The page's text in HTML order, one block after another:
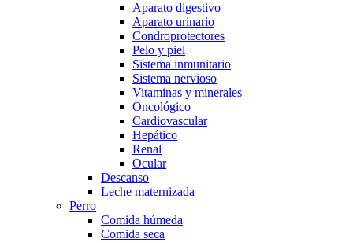
Aparato digestivo
Aparato urinario
Condroprotectores
Pelo y piel
Sistema inmunitario
Sistema nervioso
Vitaminas y minerales
Oncológico
Cardiovascular
Hepático
Renal
Ocular
Descanso
Leche maternizada
Perro
Comida húmeda
Comida seca